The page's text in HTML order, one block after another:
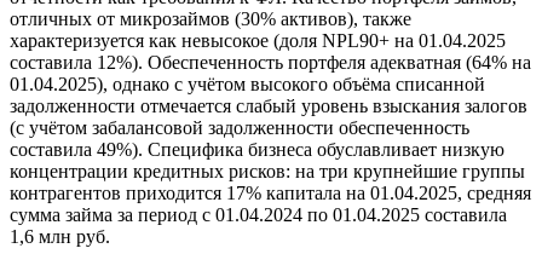
отличных от микрозаймов (30% активов), также
характеризуется как невысокое (доля NPL90+ на 01.04.2025
составила 12%). Обеспеченность портфеля адекватная (64% на
01.04.2025), однако с учётом высокого объёма списанной
задолженности отмечается слабый уровень взыскания залогов
(с учётом забалансовой задолженности обеспеченность
составила 49%). Специфика бизнеса обуславливает низкую
концентрации кредитных рисков: на три крупнейшие группы
контрагентов приходится 17% капитала на 01.04.2025, средняя
сумма займа за период с 01.04.2024 по 01.04.2025 составила
1,6 млн руб.